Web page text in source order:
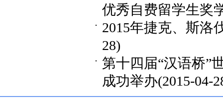
优秀自费留学生奖
2015年捷克、斯洛
28)
第十四届“汉语桥”
成功举办(2015-04-